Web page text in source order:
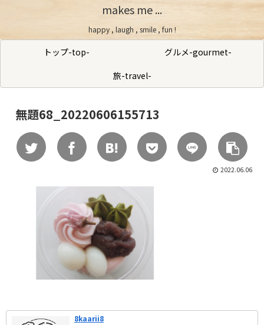
makes me ...
happy , laugh , smile , fun !
トップ-top-
グルメ-gourmet-
旅-travel-
無題68_20220606155713
2022.06.06
8kaarii8